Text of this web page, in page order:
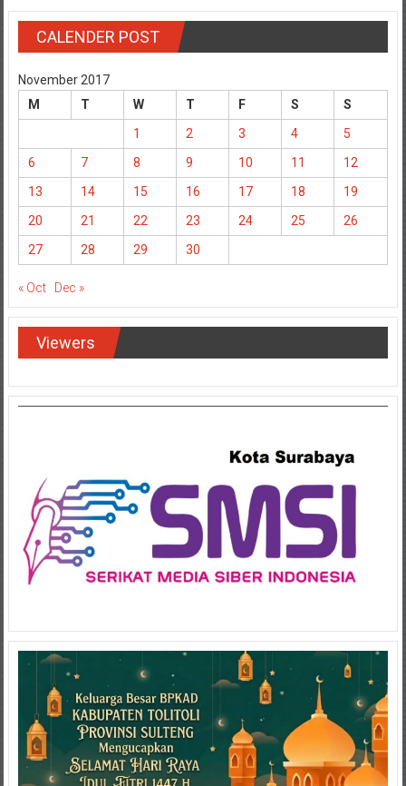
CALENDER POST
November 2017
M
T W T F S
S
1
2 3 4
5
6
7 8 9 10 11
12
13
14 15 16 17 18
19
20
21 22 23 24 25
26
27
28 29 30
« Oct Dec »
Viewers